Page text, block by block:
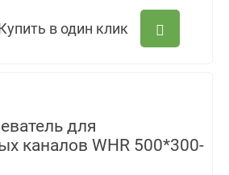
в один клик
для
каналов WHR 500*300-